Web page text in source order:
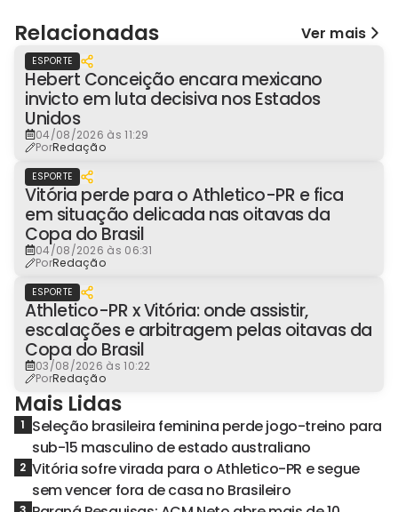
Relacionadas Ver mais
ESPORTE
Hebert Conceição encara mexicano
invicto em luta decisiva nos Estados
Unidos
04/08/2026 às 11:29
PorRedação
ESPORTE
Vitória perde para o Athletico-PR e fica
em situação delicada nas oitavas da
Copa do Brasil
04/08/2026 às 06:31
PorRedação
ESPORTE
Athletico-PR x Vitória: onde assistir,
escalações e arbitragem pelas oitavas da
Copa do Brasil
03/08/2026 às 10:22
PorRedação
Mais Lidas
1 Seleção brasileira feminina perde jogo-treino para
sub-15 masculino de estado australiano
2 Vitória sofre virada para o Athletico-PR e segue
sem vencer fora de casa no Brasileiro